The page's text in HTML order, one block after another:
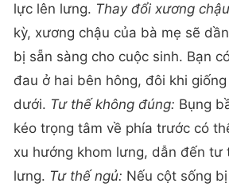
lực lên lưng. Thay đổi xương
kỳ, xương chậu của bà mẹ sẽ
bị sẵn sàng cho cuộc sinh. Bạn
đau ở hai bên hông, đôi khi
dưới. Tư thế không đúng: Bụng
kéo trọng tâm về phía trước có
xu hướng khom lưng, dẫn đến tư
lưng. Tư thế ngủ: Nếu cột sống